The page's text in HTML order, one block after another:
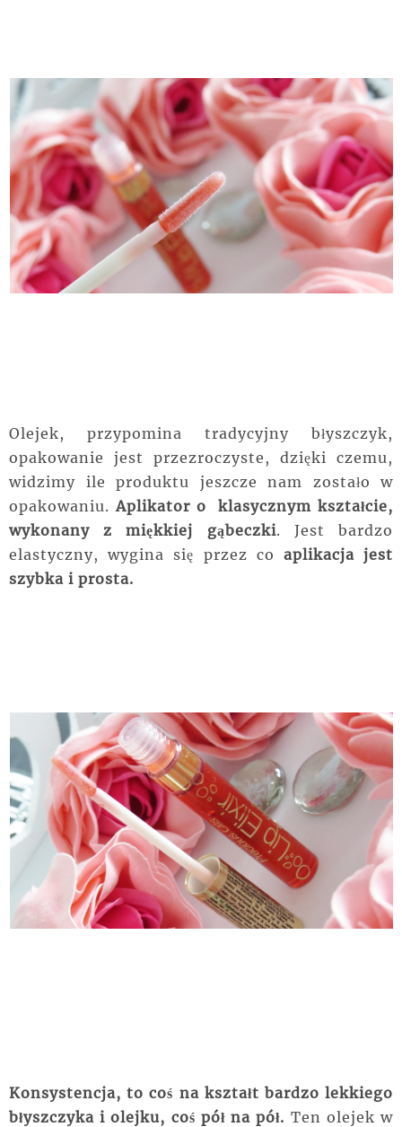
Olejek, przypomina tradycyjny błyszczyk,
opakowanie jest przezroczyste, dzięki czemu,
widzimy ile produktu jeszcze nam zostało w
opakowaniu.Aplikator o klasycznym kształcie,
wykonany z miękkiej gąbeczki. Jest bardzo
elastyczny, wygina się przez co aplikacja jest
szybka i prosta.
Konsystencja, to coś na kształt bardzo lekkiego
błyszczyka i olejku, coś pół na pół. Ten olejek w